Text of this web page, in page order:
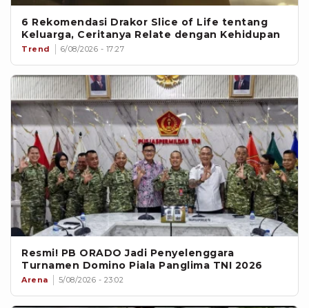
6 Rekomendasi Drakor Slice of Life tentang
Keluarga, Ceritanya Relate dengan Kehidupan
Trend 6/08/2026 - 17:27
‎Resmi! PB ORADO Jadi Penyelenggara
Turnamen Domino Piala Panglima TNI 2026 ‎
Arena 5/08/2026 - 23:02